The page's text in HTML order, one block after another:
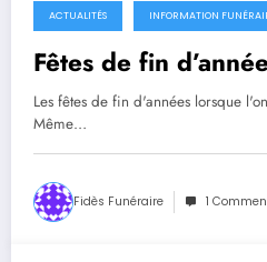
9 décembre 2015
ACTUALITÉS INFORMATION
Fêtes de fin
Les fêtes de fin d'années lorsque
Même…
Fidès Funéraire 1